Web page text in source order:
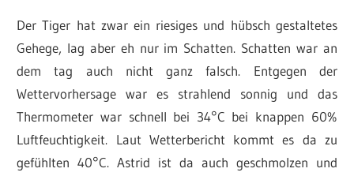
Der Tiger hat zwar ein riesiges und hübsch gestaltetes
Gehege, lag aber eh nur im Schatten. Schatten war an
dem tag auch nicht ganz falsch. Entgegen der
Wettervorhersage war es strahlend sonnig und das
Thermometer war schnell bei 34°C bei knappen 60%
Luftfeuchtigkeit. Laut Wetterbericht kommt es da zu
gefühlten 40°C. Astrid ist da auch geschmolzen und